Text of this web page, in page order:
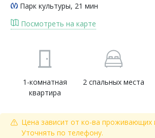
Парк культуры, 21 мин
Посмотреть на карте
1-комнатная
квартира
2 спальных места
Цена зависит от ко-ва проживающих
Уточнять по телефону.